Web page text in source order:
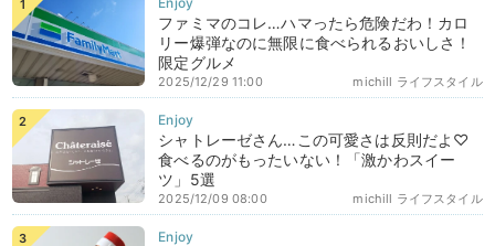
ファミマのコレ…ハマったら危険だわ！カロ
リー爆弾なのに無限に食べられるおいしさ！
限定グルメ
michill ライフスタイル
2025/12/29 11:00
シャトレーゼさん…この可愛さは反則だよ♡
食べるのがもったいない！「激かわスイー
ツ」5選
michill ライフスタイル
2025/12/09 08:00